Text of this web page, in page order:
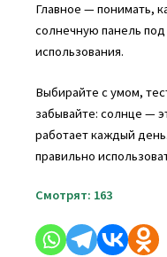
Главное — понимать,
солнечную панель под
использования.
Выбирайте с умом,
забывайте: солнце —
работает каждый
правильно
Смотрят: 163